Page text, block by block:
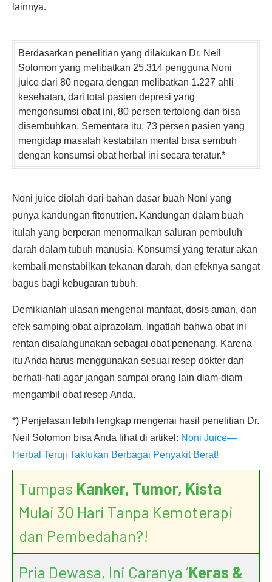
lainnya.
Berdasarkan penelitian yang dilakukan Dr. Neil
Solomon yang melibatkan 25.314 pengguna Noni
juice dari 80 negara dengan melibatkan 1.227 ahli
kesehatan, dari total pasien depresi yang
mengonsumsi obat ini, 80 persen tertolong dan bisa
disembuhkan. Sementara itu, 73 persen pasien yang
mengidap masalah kestabilan mental bisa sembuh
dengan konsumsi obat herbal ini secara teratur.*
Noni juice diolah dari bahan dasar buah Noni yang
punya kandungan fitonutrien. Kandungan dalam buah
itulah yang berperan menormalkan saluran pembuluh
darah dalam tubuh manusia. Konsumsi yang teratur akan
kembali menstabilkan tekanan darah, dan efeknya sangat
bagus bagi kebugaran tubuh.
Demikianlah ulasan mengenai manfaat, dosis aman, dan
efek samping obat alprazolam. Ingatlah bahwa obat ini
rentan disalahgunakan sebagai obat penenang. Karena
itu Anda harus menggunakan sesuai resep dokter dan
berhati-hati agar jangan sampai orang lain diam-diam
mengambil obat resep Anda.
*) Penjelasan lebih lengkap mengenai hasil penelitian Dr.
Neil Solomon bisa Anda lihat di artikel: Noni Juice—
Herbal Teruji Taklukan Berbagai Penyakit Berat!
Tumpas Kanker, Tumor, Kista
Mulai 30 Hari Tanpa Kemoterapi
dan Pembedahan?!
Pria Dewasa, Ini Caranya ‘Keras &